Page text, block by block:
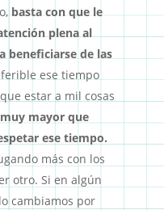
basta con que le
plena al
beneficiarse de las
ese tiempo
estar a mil cosas
mayor que
ese tiempo.
más con los
otro. Si en algún
cambiamos por